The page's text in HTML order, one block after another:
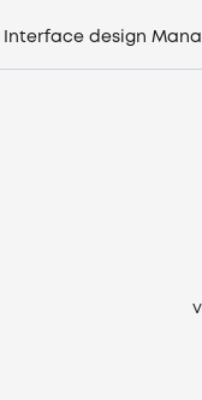
Interface design